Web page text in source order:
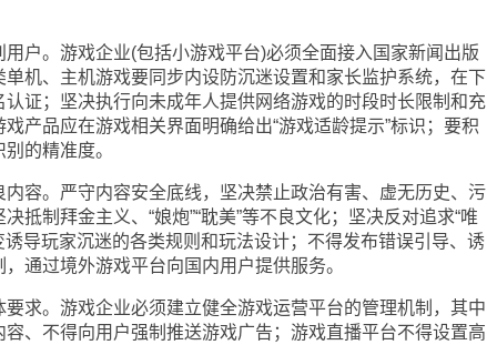
。游戏企业(包括小游戏平台)必须全面接入国家新闻出版
机、主机游戏要同步内设防沉迷设置和家长监护系统，在下
证；坚决执行向未成年人提供网络游戏的时段时长限制和充
产品应在游戏相关界面明确给出“游戏适龄提示”标识；要积
的精准度。
。严守内容安全底线，坚决禁止政治有害、虚无历史、污
抵制拜金主义、“娘炮”“耽美”等不良文化；坚决反对追求“唯
诱导玩家沉迷的各类规则和玩法设计；不得发布错误引导、诱
通过境外游戏平台向国内用户提供服务。
。游戏企业必须建立健全游戏运营平台的管理机制，其中
、不得向用户强制推送游戏广告；游戏直播平台不得设置高